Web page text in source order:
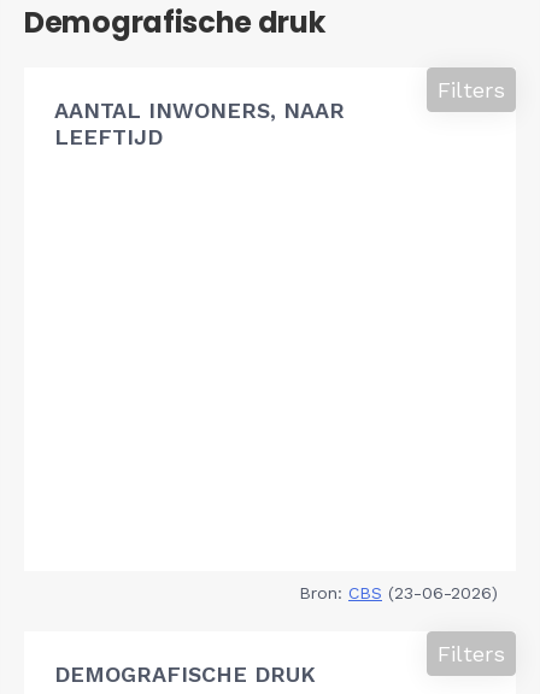
Demografische druk
AANTAL INWONERS, NAAR
LEEFTIJD
Filters
Bron: CBS (23-06-2026)
DEMOGRAFISCHE DRUK
Filters